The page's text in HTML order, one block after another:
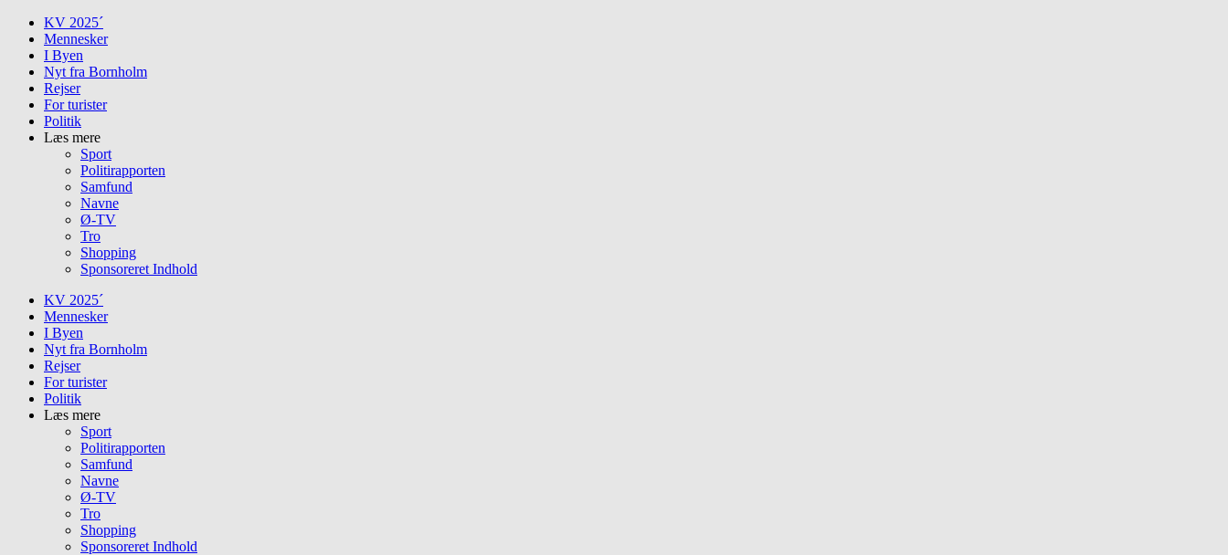
Skip
content
KV 2025´
Mennesker
I Byen
Nyt fra Bornholm
Rejser
For turister
Politik
Læs mere
Sport
Politirapporten
Samfund
Navne
Ø-TV
Tro
Shopping
Sponsoreret Indhold
KV 2025´
Mennesker
I Byen
Nyt fra Bornholm
Rejser
For turister
Politik
Læs mere
Sport
Politirapporten
Samfund
Navne
Ø-TV
Tro
Shopping
Sponsoreret Indhold